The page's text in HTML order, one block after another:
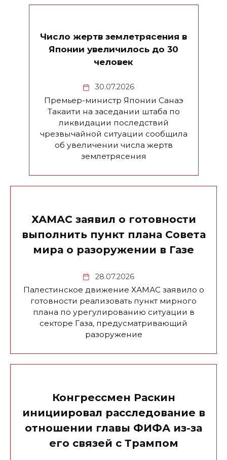
Число жертв землетрясения в
Японии увеличилось до 30
человек
30.07.2026
Премьер-министр Японии Санаэ
Такаити на заседании штаба по
ликвидации последствий
чрезвычайной ситуации сообщила
об увеличении числа жертв
землетрясения
ХАМАС заявил о готовности
выполнить пункт плана Совета
мира о разоружении в Газе
28.07.2026
Палестинское движение ХАМАС заявило о
готовности реализовать пункт мирного
плана по урегулированию ситуации в
секторе Газа, предусматривающий
разоружение
Конгрессмен Раскин
инициировал расследование в
отношении главы ФИФА из-за
его связей с Трампом